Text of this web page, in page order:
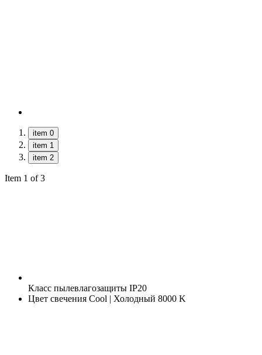
item 0
item 1
item 2
Item 1 of 3
Класс пылевлагозащиты IP20
Цвет свечения Cool | Холодный 8000 K